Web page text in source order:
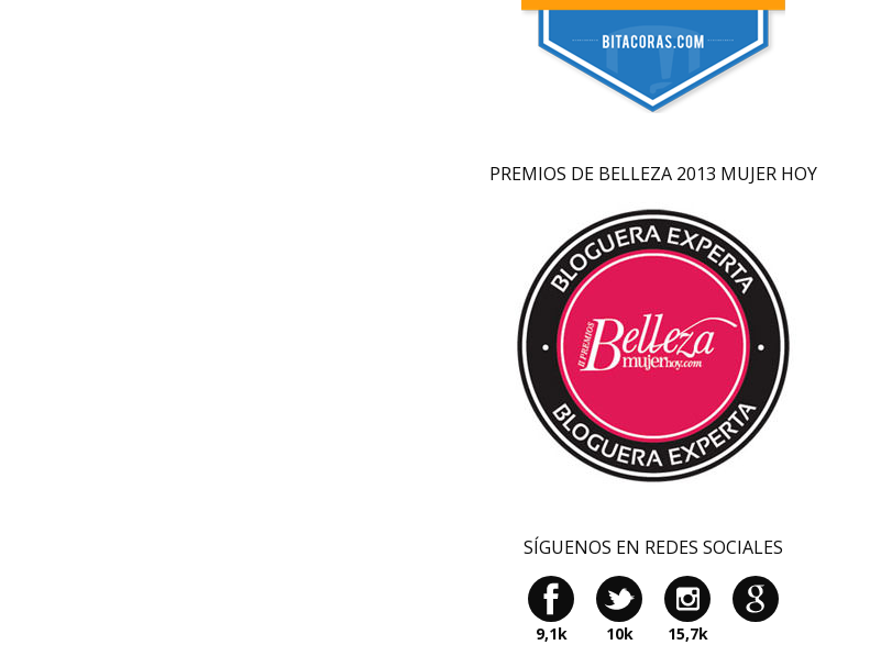
PREMIOS DE BELLEZA 2013 MUJER HOY
SÍGUENOS EN REDES SOCIALES
9,1k 10k 15,7k